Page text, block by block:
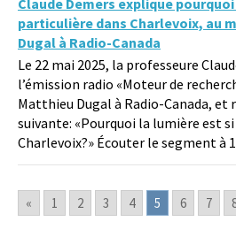
Claude Demers explique
particulière dans Charlevoix, au
Dugal à Radio-Canada
Le 22 mai 2025, la professeure
l’émission radio «Moteur de
Matthieu Dugal à Radio-Canada,
suivante: «Pourquoi la lumière est
Charlevoix?» Écouter le segment à
« 1 2 3 4 5 6 7